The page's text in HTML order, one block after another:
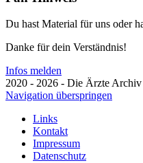
Du hast Material für uns oder
Danke für dein Verständnis!
Infos melden
2020 - 2026 - Die Ärzte
Navigation überspringen
Links
Kontakt
Impressum
Datenschutz